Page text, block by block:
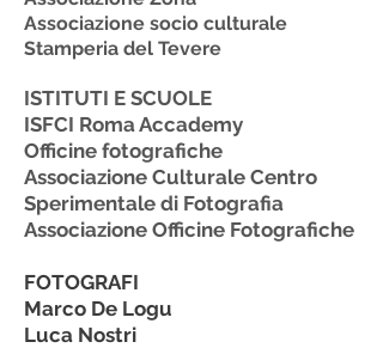
Associazione socio culturale
Stamperia del Tevere
ISTITUTI E SCUOLE
ISFCI Roma Accademy
Officine fotografiche
Associazione Culturale Centro
Sperimentale di Fotografia
Associazione Officine Fotografiche
FOTOGRAFI
Marco De Logu
Luca Nostri